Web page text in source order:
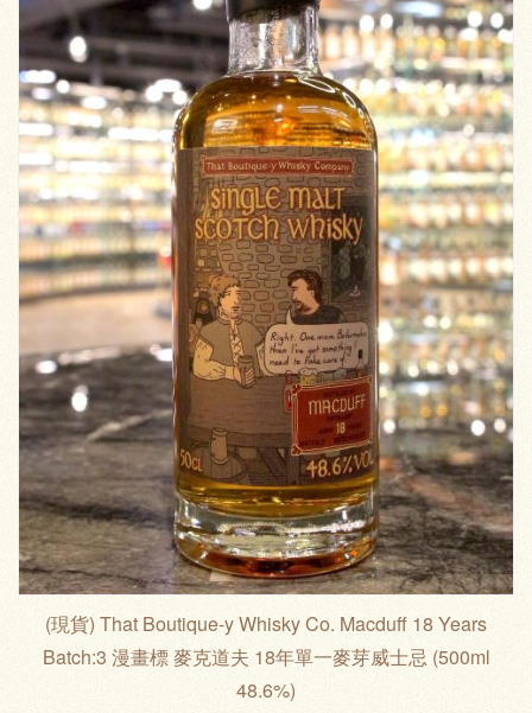
(現貨) That Boutique-y Whisky Co. Macduff 18 Years
Batch:3 漫畫標 麥克道夫 18年單一麥芽威士忌 (500ml
48.6%)